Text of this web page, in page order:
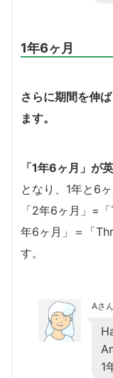
1年6ヶ月
さらに期間を伸
ます。
「1年6ヶ月」が
となり、1年と6
「2年6ヶ月」=
年6ヶ月」＝「
す。
Aさん
1